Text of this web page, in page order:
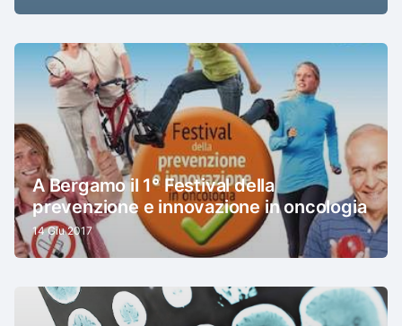
A Bergamo il 1° Festival della
prevenzione e innovazione in oncologia
14 Giu 2017